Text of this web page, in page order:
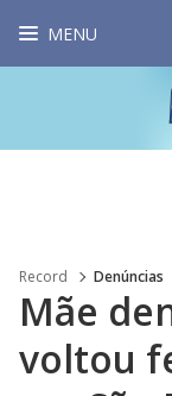
MENU
Record Denúncias
Mãe
voltou